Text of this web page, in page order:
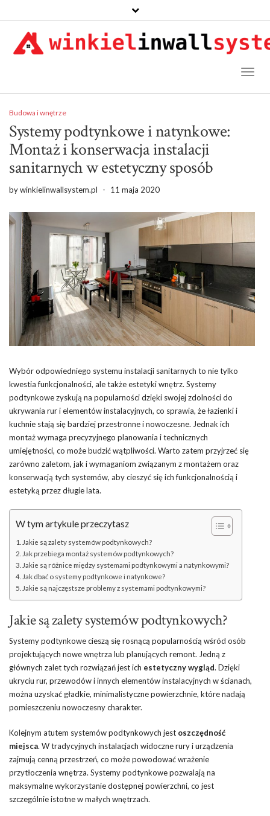
Budowa i wnętrze
Systemy podtynkowe i natynkowe:
Montaż i konserwacja instalacji
sanitarnych w estetyczny sposób
bywinkielinwallsystem.pl - 11 maja 2020
Wybór odpowiedniego systemu instalacji sanitarnych to nie tylko
kwestia funkcjonalności, ale także estetyki wnętrz. Systemy
podtynkowe zyskują na popularności dzięki swojej zdolności do
ukrywania rur i elementów instalacyjnych, co sprawia, że łazienki i
kuchnie stają się bardziej przestronne i nowoczesne. Jednak ich
montaż wymaga precyzyjnego planowania i technicznych
umiejętności, co może budzić wątpliwości. Warto zatem przyjrzeć się
zarówno zaletom, jak i wymaganiom związanym z montażem oraz
konserwacją tych systemów, aby cieszyć się ich funkcjonalnością i
estetyką przez długie lata.
W tym artykule przeczytasz
Jakie są zalety systemów podtynkowych?
Jak przebiega montaż systemów podtynkowych?
Jakie są różnice między systemami podtynkowymi a natynkowymi?
Jak dbać o systemy podtynkowe i natynkowe?
Jakie są najczęstsze problemy z systemami podtynkowymi?
Jakie są zalety systemów podtynkowych?
Systemy podtynkowe cieszą się rosnącą popularnością wśród osób
projektujących nowe wnętrza lub planujących remont. Jedną z
głównych zalet tych rozwiązań jest ich estetyczny wygląd. Dzięki
ukryciu rur, przewodów i innych elementów instalacyjnych w ścianach,
można uzyskać gładkie, minimalistyczne powierzchnie, które nadają
pomieszczeniu nowoczesny charakter.
Kolejnym atutem systemów podtynkowych jest oszczędność
miejsca. W tradycyjnych instalacjach widoczne rury i urządzenia
zajmują cenną przestrzeń, co może powodować wrażenie
przytłoczenia wnętrza. Systemy podtynkowe pozwalają na
maksymalne wykorzystanie dostępnej powierzchni, co jest
szczególnie istotne w małych wnętrzach.